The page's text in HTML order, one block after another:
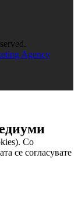
Agency
Со
се согласувате